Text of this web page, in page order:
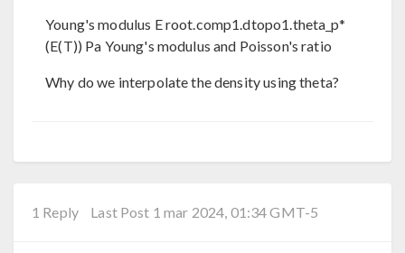
Young's modulus E root.comp1.dtopo1.theta_p*
(E(T)) Pa Young's modulus and Poisson's ratio
Why do we interpolate the density using theta?
1 Reply Last Post 1 mar 2024, 01:34 GMT-5